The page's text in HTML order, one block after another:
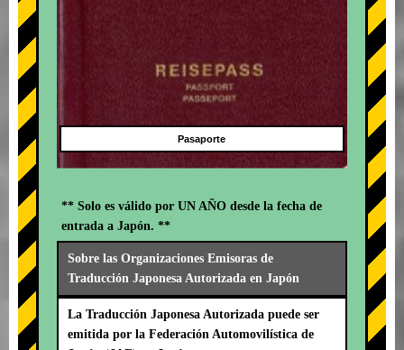
Pasaporte
** Solo es válido por UN AÑO desde la fecha de
entrada a Japón. **
Sobre las Organizaciones Emisoras de
Traducción Japonesa Autorizada en Japón
La Traducción Japonesa Autorizada puede ser
emitida por la Federación Automovilística de